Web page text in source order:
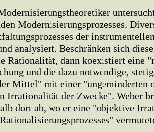
Modernisierungsprozesses.
der
analysiert. Beschränken sich
Rationalität, dann koexistiert eine
und die dazu notwendige,
Mittel" mit einer "ungeminderten
Irrationalität der Zwecke". Weber
dort ab, wo er eine "objektive